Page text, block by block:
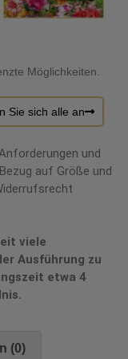
Möglichkeiten.
Sie sich alle an
und
auf Größe und
viele
Ausführung zu
etwa 4
(0)